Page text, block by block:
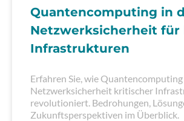
Quantencomputing in
Netzwerksicherheit für
Infrastrukturen
Erfahren Sie, wie
Netzwerksicherheit kritischer
revolutioniert. Bedrohungen,
Zukunftsperspektiven im Überblick.